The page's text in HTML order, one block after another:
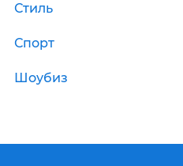
Стиль
Спорт
Шоубиз